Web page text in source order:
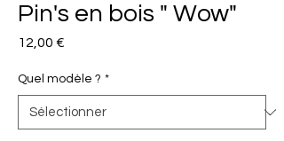
Pin's en bois " Wow"
12,00 €
Quel modèle ? *